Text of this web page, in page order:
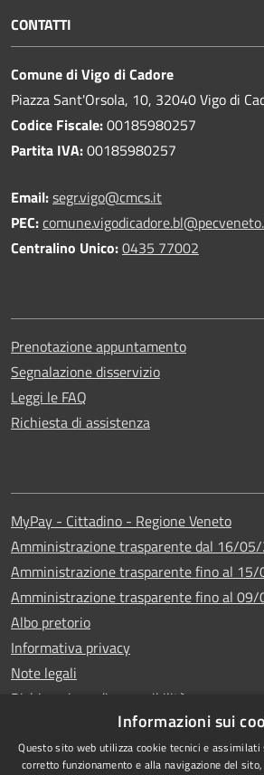
CONTATTI
Comune di Vigo di Cadore
Piazza Sant'Orsola, 10, 32040 Vigo di
Codice Fiscale:00185980257
Partita IVA:00185980257
Email:segr.vigo@cmcs.it
PEC:
Centralino Unico:0435 77002
Prenotazione appuntamento
Segnalazione disservizio
Leggi le FAQ
Richiesta di assistenza
MyPay - Cittadino - Regione Veneto
Amministrazione trasparente dal 16/
Amministrazione trasparente fino al
Amministrazione trasparente fino al
Albo pretorio
Informativa privacy
Note legali
Dichiarazione di accessibilità
Informazioni sui
Questo sito web utilizza cookie tecnici e
corretto funzionamento e alla navigazione del